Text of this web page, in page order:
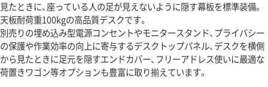
見たときに、座っている人の足が見えないように隠す幕板を標準装備。
天板耐荷重100kgの高品質デスクです。
別売りの埋め込み型電源コンセントやモニタースタンド、プライバシー
の保護や作業効率の向上に寄与するデスクトップパネル、デスクを横側
から見たときに足元を隠すエンドカバー、フリーアドレス使いに最適な
荷置きワゴン等オプションも豊富に取り揃えています。